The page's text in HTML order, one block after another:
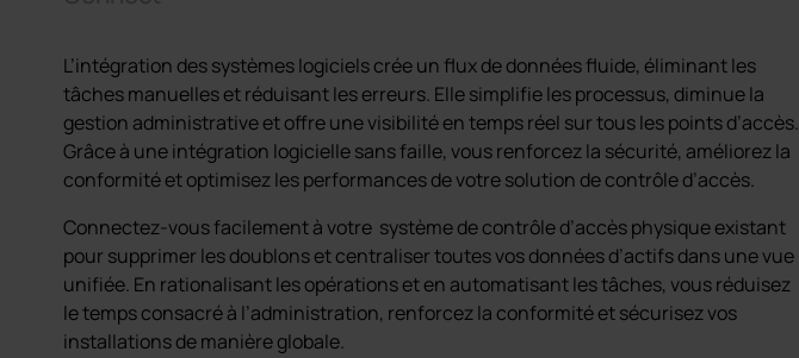
L’intégration des systèmes logiciels crée un flux de données fluide, éliminant les
tâches manuelles et réduisant les erreurs. Elle simplifie les processus, diminue la
gestion administrative et offre une visibilité en temps réel sur tous les points d’accès.
Grâce à une intégration logicielle sans faille, vous renforcez la sécurité, améliorez la
conformité et optimisez les performances de votre solution de contrôle d’accès.
Connectez-vous facilement à votre système de contrôle d’accès physique existant
pour supprimer les doublons et centraliser toutes vos données d’actifs dans une vue
unifiée. En rationalisant les opérations et en automatisant les tâches, vous réduisez
le temps consacré à l’administration, renforcez la conformité et sécurisez vos
installations de manière globale.